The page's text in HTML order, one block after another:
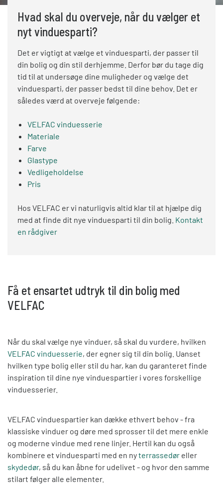
Hvad skal du overveje, når du vælger et
nyt vinduesparti?
Det er vigtigt at vælge et vinduesparti, der passer til
din bolig og din stil derhjemme. Derfor bør du tage dig
tid til at undersøge dine muligheder og vælge det
vinduesparti, der passer bedst til dine behov. Det er
således værd at overveje følgende:
VELFAC vinduesserie
Materiale
Farve
Glastype
Vedligeholdelse
Pris
Hos VELFAC er vi naturligvis altid klar til at hjælpe dig
med at finde dit nye vinduesparti til din bolig. Kontakt
en rådgiver
Få et ensartet udtryk til din bolig med
VELFAC
Når du skal vælge nye vinduer, så skal du vurdere, hvilken
VELFAC vinduesserie, der egner sig til din bolig. Uanset
hvilken type bolig eller stil du har, kan du garanteret finde
inspiration til dine nye vinduespartier i vores forskellige
vinduesserier.
VELFAC vinduespartier kan dække ethvert behov - fra
klassiske vinduer og døre med sprosser til det mere enkle
og moderne vindue med rene linjer. Hertil kan du også
kombinere et vinduesparti med en nyterrassedør eller
skydedør, så du kan åbne for udelivet - og hvor den samme
stilart følger alle elementer.